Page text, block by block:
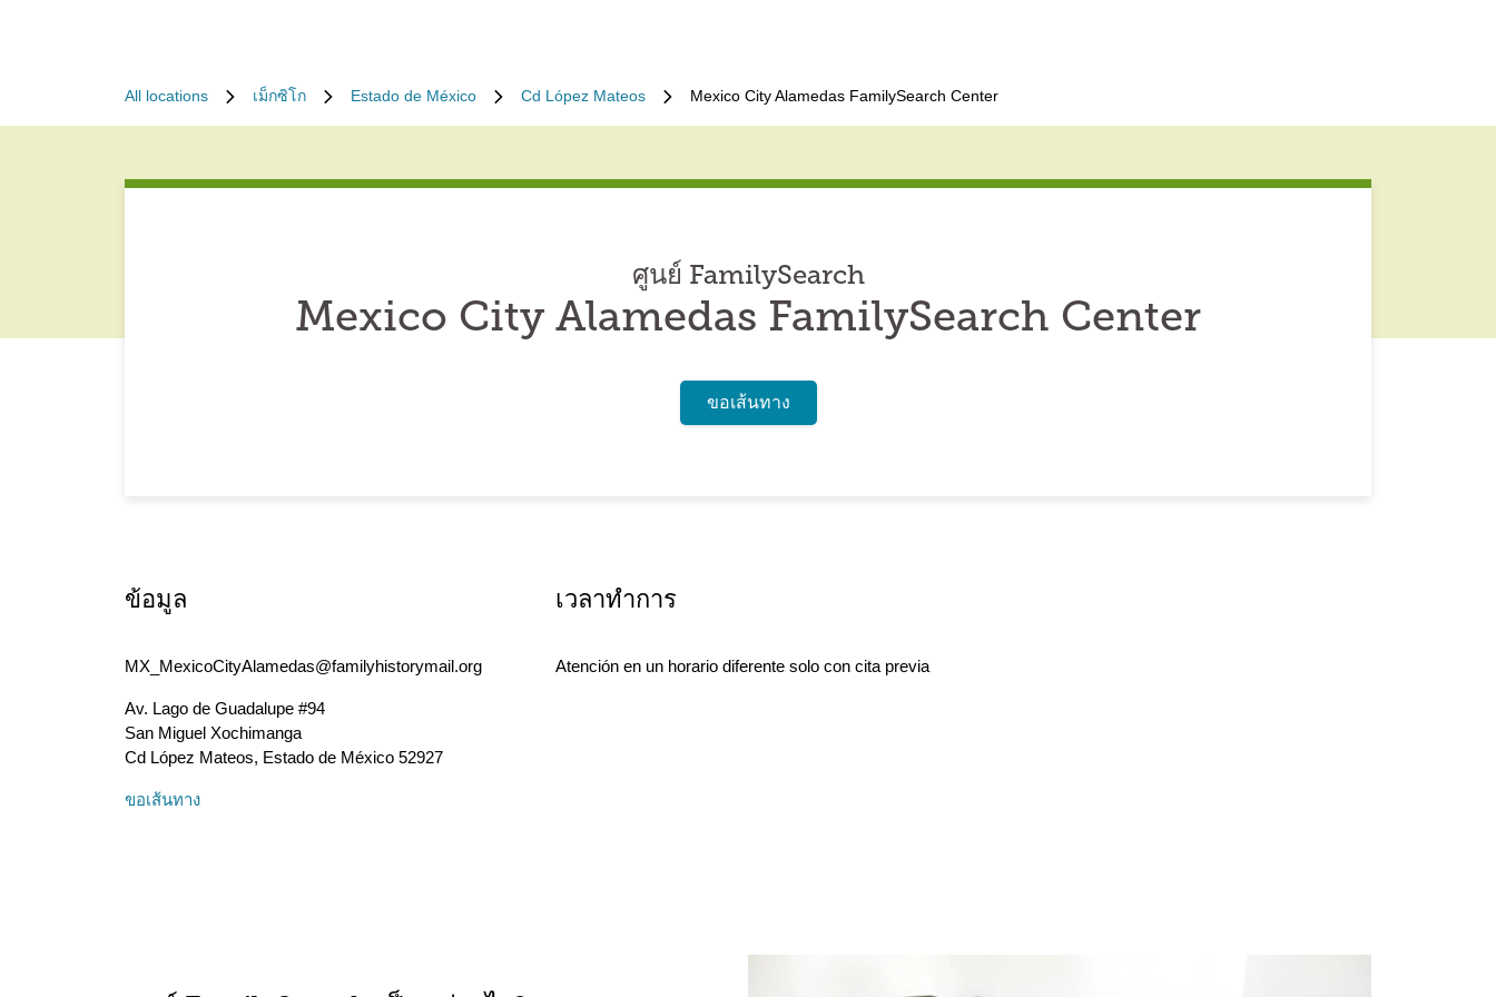
All locations เม็กซิโก Estado de México Cd López Mateos Mexico City Alamedas FamilySearch Center
ศูนย์ FamilySearch
Mexico City Alamedas FamilySearch Center
ขอเส้นทาง
ข้อมูล
MX_MexicoCityAlamedas@familyhistorymail.org
Av. Lago de Guadalupe #94
San Miguel Xochimanga
Cd López Mateos, Estado de México 52927
ขอเส้นทาง
เวลาทำการ
Atención en un horario diferente solo con cita previa